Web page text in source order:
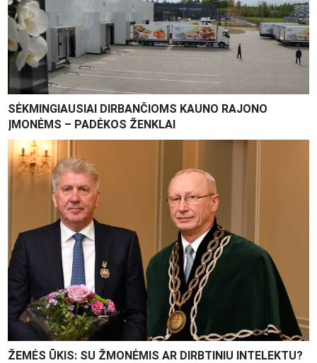
SĖKMINGIAUSIAI DIRBANČIOMS KAUNO RAJONO
ĮMONĖMS – PADĖKOS ŽENKLAI
ŽEMĖS ŪKIS: SU ŽMONĖMIS AR DIRBTINIU INTELEKTU?